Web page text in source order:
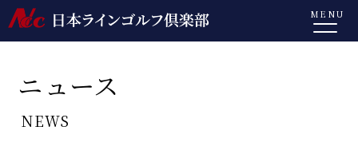
MENU
ニュース
NEWS